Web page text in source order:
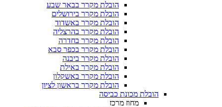
הובלת מקרר בבאר שבע
הובלת מקרר בירושלים
הובלת מקרר באשדוד
הובלת מקרר בהרצליה
הובלת מקרר בחדרה
הובלת מקרר בכפר סבא
הובלת מקרר ביבנה
הובלת מקרר באילת
הובלת מקרר באשקלון
הובלת מקרר בראשון לציון
הובלת מכונת כביסה